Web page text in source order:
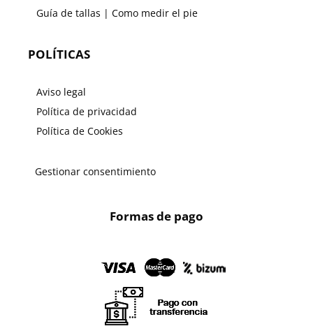
Guía de tallas | Como medir el pie
POLÍTICAS
Aviso legal
Política de privacidad
Política de Cookies
Gestionar consentimiento
Formas de pago